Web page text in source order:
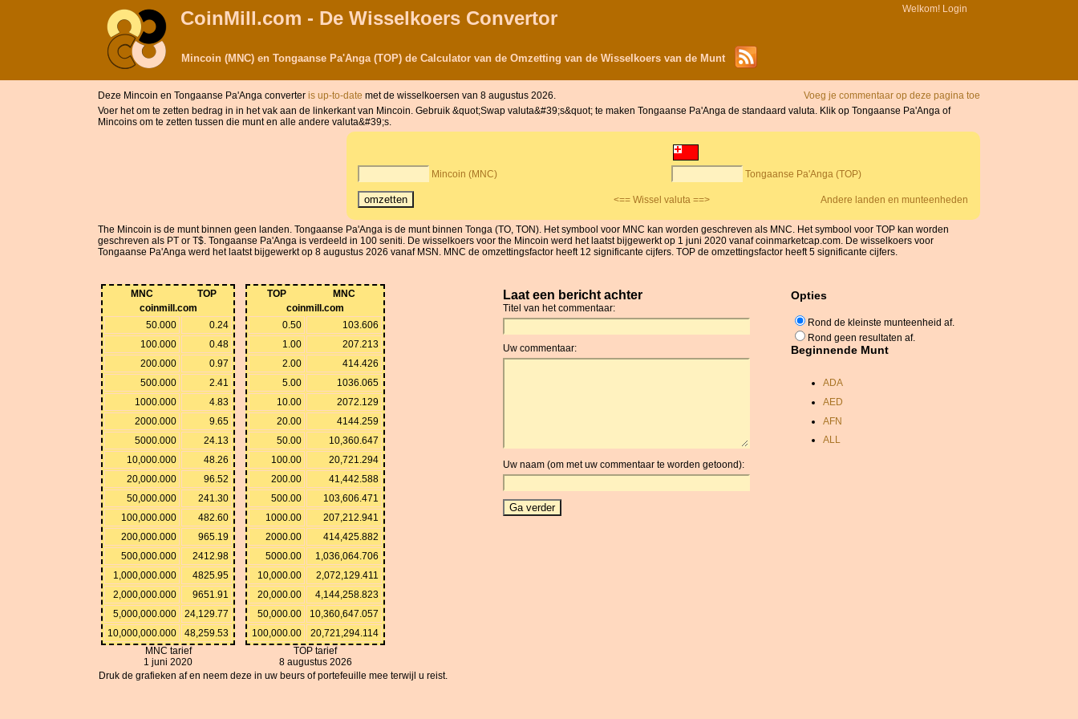
CoinMill.com - De Wisselkoers Convertor Welkom! Login
Mincoin (MNC) en Tongaanse Pa'Anga (TOP) de Calculator van de Omzetting van de Wisselkoers van de Munt
Voeg je commentaar op deze pagina toe
Deze Mincoin en Tongaanse Pa'Anga converter is up-to-date met de wisselkoersen van 8 augustus 2026.
Voer het om te zetten bedrag in in het vak aan de linkerkant van Mincoin. Gebruik &quot;Swap valuta&#39;s&quot; te maken Tongaanse Pa'Anga de standaard valuta. Klik op Tongaanse Pa'Anga of
Mincoins om te zetten tussen die munt en alle andere valuta&#39;s.
Mincoin (MNC) Tongaanse Pa'Anga (TOP)
<== Wissel valuta ==> Andere landen en munteenheden
The Mincoin is de munt binnen geen landen. Tongaanse Pa'Anga is de munt binnen Tonga (TO, TON). Het symbool voor MNC kan worden geschreven als MNC. Het symbool voor TOP kan worden
geschreven als PT or T$. Tongaanse Pa'Anga is verdeeld in 100 seniti. De wisselkoers voor the Mincoin werd het laatst bijgewerkt op 1 juni 2020 vanaf coinmarketcap.com. De wisselkoers voor
Tongaanse Pa'Anga werd het laatst bijgewerkt op 8 augustus 2026 vanaf MSN. MNC de omzettingsfactor heeft 12 significante cijfers. TOP de omzettingsfactor heeft 5 significante cijfers.
MNC
TOP
coinmill.com
50.000
0.24
100.000
0.48
200.000
0.97
500.000
2.41
1000.000
4.83
2000.000
9.65
5000.000
24.13
10,000.000
48.26
20,000.000
96.52
50,000.000
241.30
100,000.000
482.60
200,000.000
965.19
500,000.000
2412.98
1,000,000.000
4825.95
2,000,000.000
9651.91
5,000,000.000
24,129.77
10,000,000.000
48,259.53
MNC tarief
1 juni 2020
TOP
MNC
coinmill.com
0.50
103.606
1.00
207.213
2.00
414.426
5.00
1036.065
10.00
2072.129
20.00
4144.259
50.00
10,360.647
100.00
20,721.294
200.00
41,442.588
500.00
103,606.471
1000.00
207,212.941
2000.00
414,425.882
5000.00
1,036,064.706
10,000.00
2,072,129.411
20,000.00
4,144,258.823
50,000.00
10,360,647.057
100,000.00
20,721,294.114
TOP tarief
8 augustus 2026
Druk de grafieken af en neem deze in uw beurs of portefeuille mee terwijl u reist.
Laat een bericht achter
Titel van het commentaar:
Uw commentaar:
Uw naam (om met uw commentaar te worden getoond):
Opties
Rond de kleinste munteenheid af.
Rond geen resultaten af.
Beginnende Munt
ADA
AED
AFN
ALL